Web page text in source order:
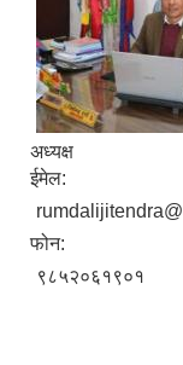
अध्यक्ष
ईमेल:
फोन:
९८५२०६१९०१